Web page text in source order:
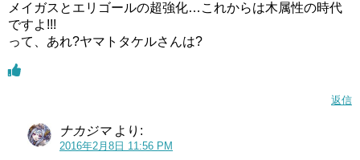
メイガスとエリゴールの超強化…これからは木属性の時代
ですよ!!!
って、あれ?ヤマトタケルさんは?
返信
ナカジマ より:
2016年2月8日 11:56 PM